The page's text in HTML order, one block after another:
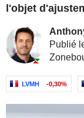
l'objet
Publié
LVMH -0,30%